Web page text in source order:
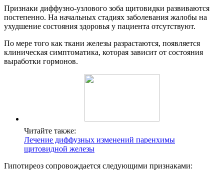
Признаки диффузно-узлового зоба щитовидки развиваются
постепенно. На начальных стадиях заболевания жалобы на
ухудшение состояния здоровья у пациента отсутствуют.
По мере того как ткани железы разрастаются, появляется
клиническая симптоматика, которая зависит от состояния
выработки гормонов.
Читайте также:
Лечение диффузных изменений паренхимы
щитовидной железы
Гипотиреоз сопровождается следующими признаками: